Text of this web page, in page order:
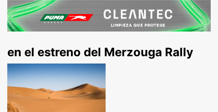
en el estreno del Merzouga Rally